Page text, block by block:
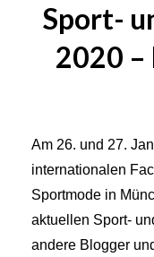
Sport-
2020 –
Am 26. und 27.
internationalen
Sportmode in
aktuellen Sport-
andere Blogger